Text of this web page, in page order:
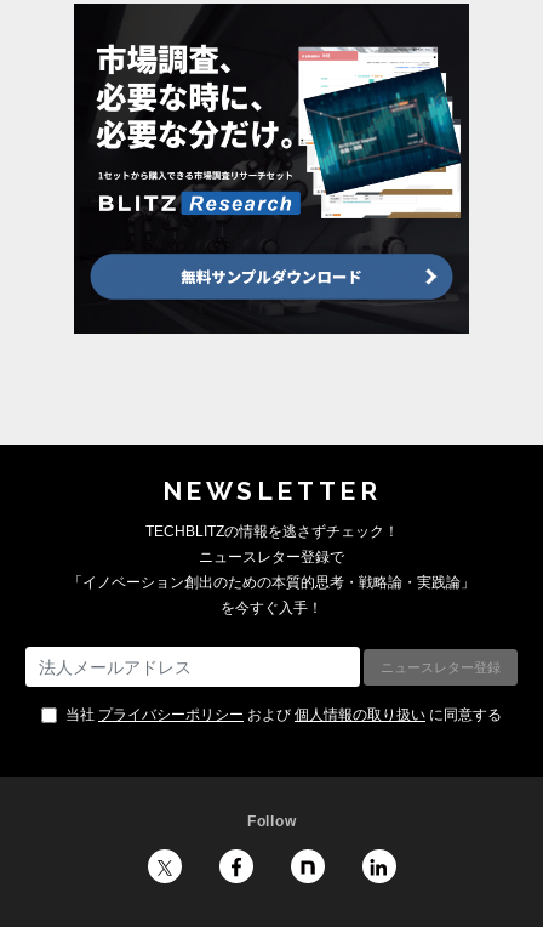
NEWSLETTER
TECHBLITZの情報を逃さずチェック！
ニュースレター登録で
「イノベーション創出のための本質的思考・戦略論・実践論」
を今すぐ入手！
当社 プライバシーポリシー および 個人情報の取り扱い に同意する
Follow